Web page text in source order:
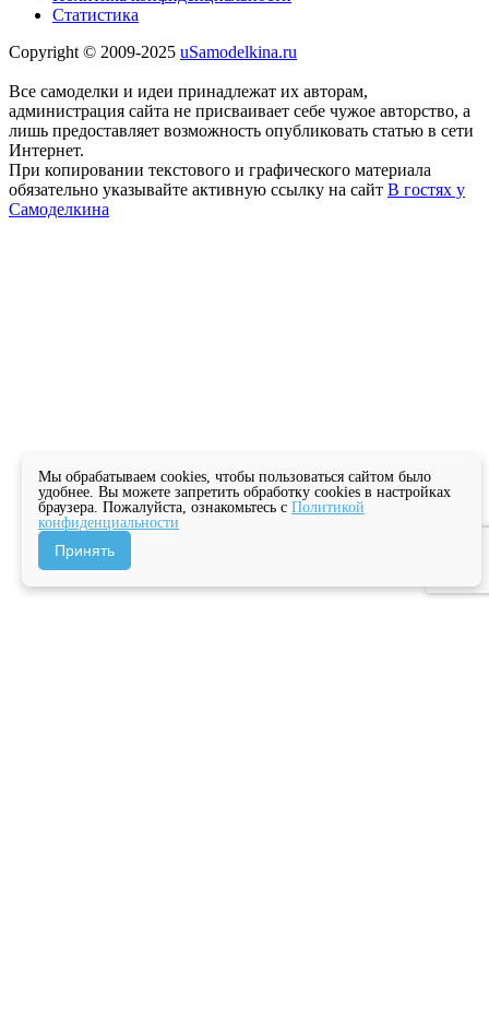
Статистика
Copyright © 2009-2025 uSamodelkina.ru
Все самоделки и идеи принадлежат их авторам,
администрация сайта не присваивает себе чужое авторство, а
лишь предоставляет возможность опубликовать статью в сети
Интернет.
При копировании текстового и графического материала
обязательно указывайте активную ссылку на сайт В гостях у
Самоделкина
Мы обрабатываем cookies, чтобы пользоваться сайтом было
удобнее. Вы можете запретить обработку cookies в настройках
браузера. Пожалуйста, ознакомьтесь с Политикой
конфиденциальности
Принять